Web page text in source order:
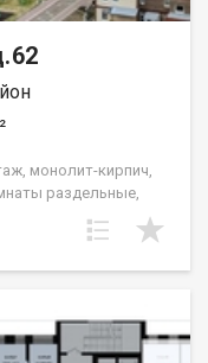
монолит-кирпич,
раздельные,